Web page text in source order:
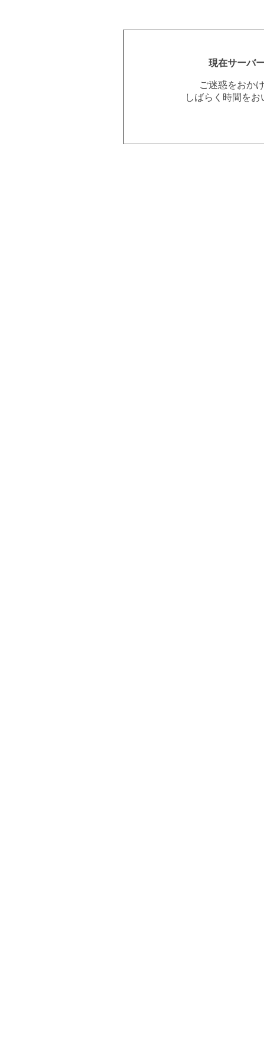
現在サーバ
ご迷惑をおか
しばらく時間を